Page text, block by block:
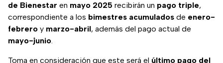
de Bienestar en mayo 2025 recibirán un pago triple,
correspondiente a los bimestres acumulados de enero-
febrero y marzo-abril, además del pago actual de
mayo-junio.
Toma en consideración que este será el último pago del